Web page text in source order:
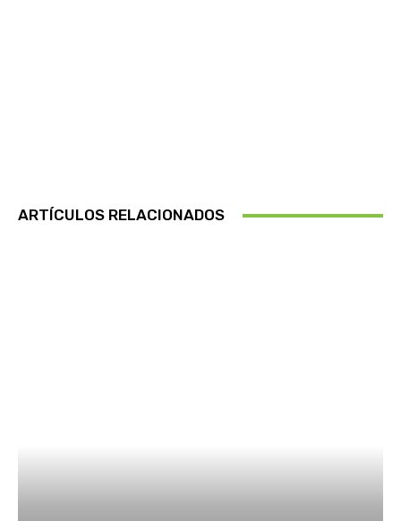
ARTÍCULOS RELACIONADOS